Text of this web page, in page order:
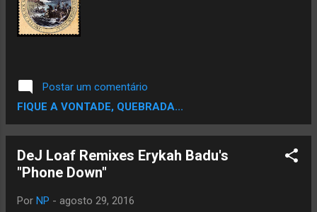
Postar um comentário
FIQUE A VONTADE, QUEBRADA...
DeJ Loaf Remixes Erykah Badu's
"Phone Down"
Por NP - agosto 29, 2016